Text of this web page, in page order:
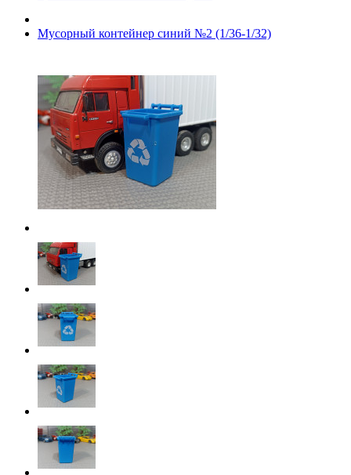
Мусорный контейнер синий №2 (1/36-1/32)